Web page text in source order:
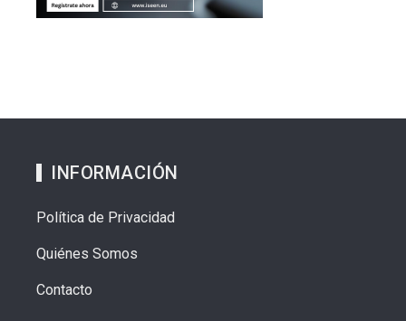
INFORMACIÓN
Política de Privacidad
Quiénes Somos
Contacto